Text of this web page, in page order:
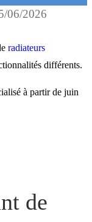
de
Divali et
06/2026
radiateurs
différents.
à partir de juin
de